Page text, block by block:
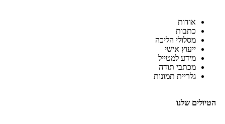
אודות
כתבות
מסלולי הליכה
ייעוץ אישי
מידע למטייל
מכתבי תודה
גלריית תמונות
הטיולים שלנו